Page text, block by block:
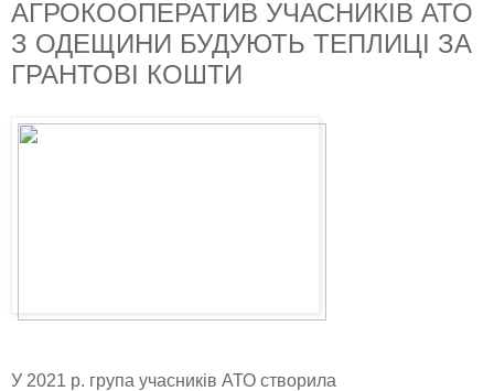
АГРОКООПЕРАТИВ УЧАСНИКІВ АТО
З ОДЕЩИНИ БУДУЮТЬ ТЕПЛИЦІ ЗА
ГРАНТОВІ КОШТИ
У 2021 р. група учасників АТО створила